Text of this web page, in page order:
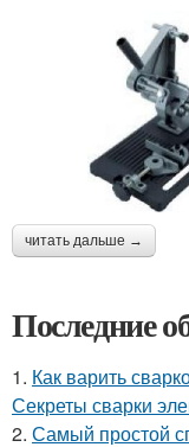
читать дальше →
Последние
1. Как варить
Секреты сварки
2. Самый простой